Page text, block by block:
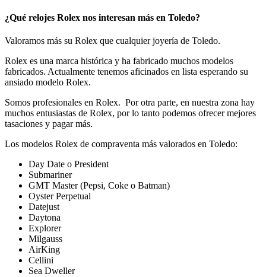
¿Qué relojes Rolex nos interesan más en Toledo?
Valoramos más su Rolex que cualquier joyería de Toledo.
Rolex es una marca histórica y ha fabricado muchos modelos
fabricados. Actualmente tenemos aficinados en lista esperando su
ansiado modelo Rolex.
Somos profesionales en Rolex. Por otra parte, en nuestra zona hay
muchos entusiastas de Rolex, por lo tanto podemos ofrecer mejores
tasaciones y pagar más.
Los modelos Rolex de compraventa más valorados en Toledo:
Day Date o President
Submariner
GMT Master (Pepsi, Coke o Batman)
Oyster Perpetual
Datejust
Daytona
Explorer
Milgauss
AirKing
Cellini
Sea Dweller